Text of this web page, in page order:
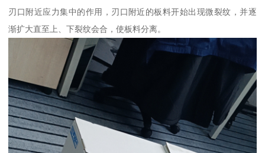
刃口附近应力集中的作用，刃口附近的板料开始出现微裂纹，并逐
渐扩大直至上、下裂纹会合，使板料分离。